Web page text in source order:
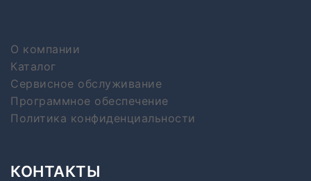
О компании
Каталог
Сервисное обслуживание
Программное обеспечение
Политика конфиденциальности
КОНТАКТЫ